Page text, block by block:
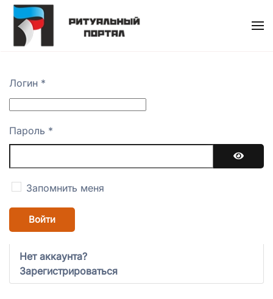
Skip
content
Логин *
Пароль *
Запомнить меня
Войти
Нет аккаунта?
Зарегистрироваться